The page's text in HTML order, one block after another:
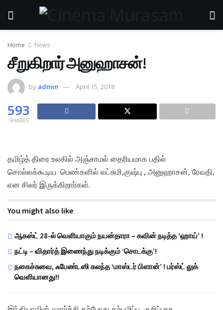
Home News
சீறுகிறார் அனுஹாசன்!
by admin April 15, 2018
593
SHARES
தமிழ்த் திரை உலகில் அஞ்சாமல் தைரியமாக பதில்
சொல்லக்கூடிய பெண்களில் லட்சுமி,குஷ்பு , அனுஹாசன், ரேவதி,
என சிலர் இருக்கிறார்கள்.
You might also like
ஆகஸ்ட் 28-ல் வெளியாகும் நயன்தாரா – கவின் நடித்த ‘ஹாய்’ !
நட்டி – விதார்த் இணைந்து நடிக்கும் ‘சொடக்கு’!
நகைச்சுவை, ஃபேண்டஸி கலந்த ‘மாஸ்டர் பிளான்’ ! பர்ஸ்ட் லுக்
வெளியானது!!